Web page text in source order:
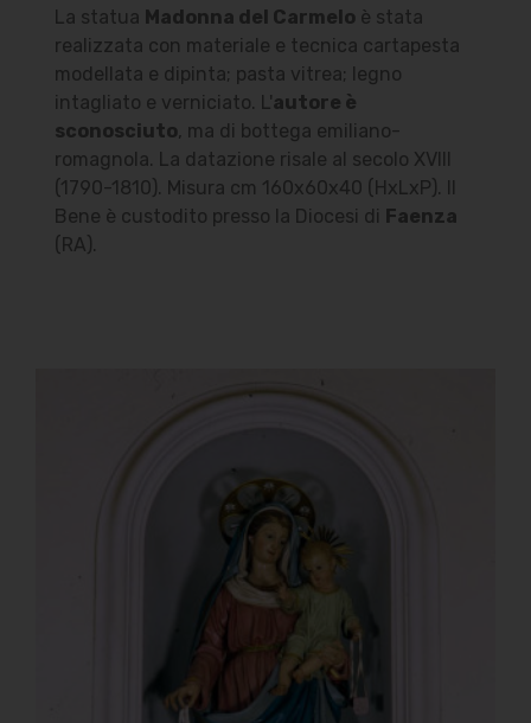
La statua Madonna del Carmelo è stata
realizzata con materiale e tecnica cartapesta
modellata e dipinta; pasta vitrea; legno
intagliato e verniciato. L'autore è
sconosciuto, ma di bottega emiliano-
romagnola. La datazione risale al secolo XVIII
(1790-1810). Misura cm 160x60x40 (HxLxP). Il
Bene è custodito presso la Diocesi di Faenza
(RA).